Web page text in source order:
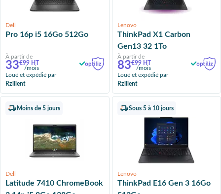
Dell
Pro 16p i5 16Go 512Go
À partir de
33€99 HT
/mois
Loué et expédié par
Rzilient
Lenovo
ThinkPad X1 Carbon
Gen13 32 1To
À partir de
83€99 HT
/mois
Loué et expédié par
Rzilient
Moins de 5 jours
Dell
Latitude 7410 ChromeBook
Sous 5 à 10 jours
Lenovo
ThinkPad E16 Gen 3 16Go